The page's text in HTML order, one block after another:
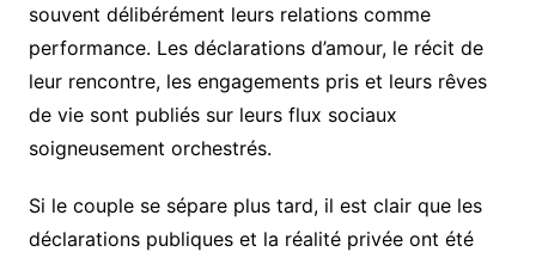
souvent délibérément leurs relations comme
performance. Les déclarations d’amour, le récit de
leur rencontre, les engagements pris et leurs rêves
de vie sont publiés sur leurs flux sociaux
soigneusement orchestrés.
Si le couple se sépare plus tard, il est clair que les
déclarations publiques et la réalité privée ont été